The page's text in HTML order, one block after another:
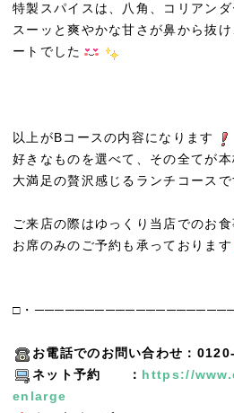
特製スパイスは、八角、コリアンダ
スーッと爽やかな甘さが鼻から抜
ートでした
以上がBコースの内容になります
好きなものを選べて、その全てが
大満足の贅沢感じるランチコースで
ご来店の際はゆっくり当店でのお
お席のみのご予約も承っております
□・
お電話でのお問い合わせ：
ネット予約 ： https://
enlarge